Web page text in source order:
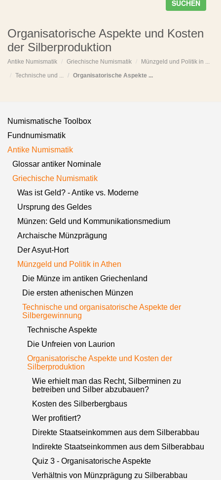
SUCHEN
Organisatorische Aspekte und Kosten
der Silberproduktion
Antike Numismatik Griechische Numismatik
Münzgeld und Politik in ...
Technische und ...
Organisatorische Aspekte ...
Numismatische Toolbox
Fundnumismatik
Antike Numismatik
Glossar antiker Nominale
Griechische Numismatik
Was ist Geld? - Antike vs. Moderne
Ursprung des Geldes
Münzen: Geld und Kommunikationsmedium
Archaische Münzprägung
Der Asyut-Hort
Münzgeld und Politik in Athen
Die Münze im antiken Griechenland
Die ersten athenischen Münzen
Technische und organisatorische Aspekte der
Silbergewinnung
Technische Aspekte
Die Unfreien von Laurion
Organisatorische Aspekte und Kosten der
Silberproduktion
Wie erhielt man das Recht, Silberminen zu
betreiben und Silber abzubauen?
Kosten des Silberbergbaus
Wer profitiert?
Direkte Staatseinkommen aus dem Silberabbau
Indirekte Staatseinkommen aus dem Silberabbau
Quiz 3 - Organisatorische Aspekte
Verhältnis von Münzprägung zu Silberabbau